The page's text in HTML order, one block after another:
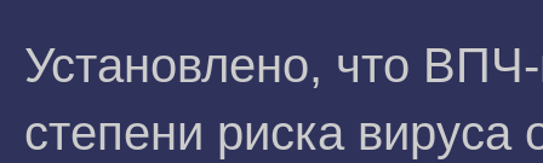
Установлено, что
степени риска вируса